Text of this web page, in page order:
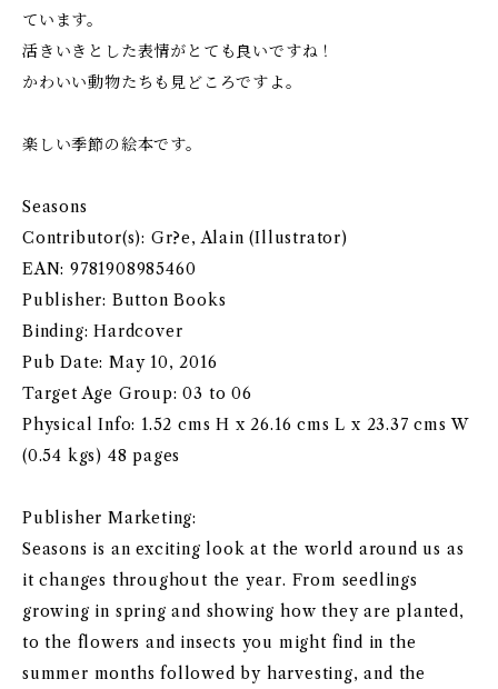
ています。
活きいきとした表情がとても良いですね！
かわいい動物たちも見どころですよ。
楽しい季節の絵本です。
Seasons
Contributor(s): Gr?e, Alain (Illustrator)
EAN: 9781908985460
Publisher: Button Books
Binding: Hardcover
Pub Date: May 10, 2016
Target Age Group: 03 to 06
Physical Info: 1.52 cms H x 26.16 cms L x 23.37 cms W
(0.54 kgs) 48 pages
Publisher Marketing:
Seasons is an exciting look at the world around us as
it changes throughout the year. From seedlings
growing in spring and showing how they are planted,
to the flowers and insects you might find in the
summer months followed by harvesting, and the